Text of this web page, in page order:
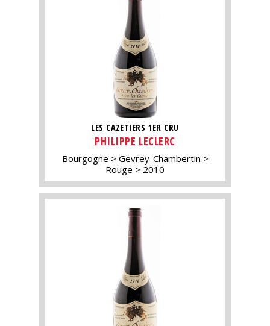
LES CAZETIERS 1ER CRU
PHILIPPE LECLERC
Bourgogne
Gevrey-Chambertin
Rouge
2010